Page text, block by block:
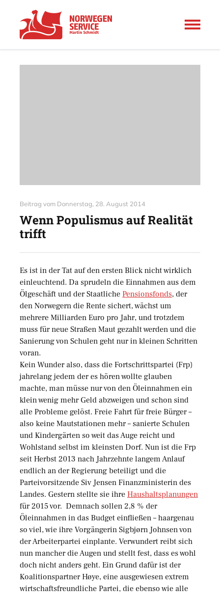
Beitrag vom Donnerstag, 28. August 2014
Wenn Populismus auf Realität
trifft
Es ist in der Tat auf den ersten Blick nicht wirklich
einleuchtend. Da sprudeln die Einnahmen aus dem
Ölgeschäft und der Staatliche Pensionsfonds, der
den Norwegern die Rente sichert, wächst um
mehrere Milliarden Euro pro Jahr, und trotzdem
muss für neue Straßen Maut gezahlt werden und die
Sanierung von Schulen geht nur in kleinen Schritten
voran.
Kein Wunder also, dass die Fortschrittspartei (Frp)
jahrelang jedem der es hören wollte glauben
machte, man müsse nur von den Öleinnahmen ein
klein wenig mehr Geld abzweigen und schon sind
alle Probleme gelöst. Freie Fahrt für freie Bürger –
also keine Mautstationen mehr – sanierte Schulen
und Kindergärten so weit das Auge reicht und
Wohlstand selbst im kleinsten Dorf. Nun ist die Frp
seit Herbst 2013 nach Jahrzehnte langem Anlauf
endlich an der Regierung beteiligt und die
Parteivorsitzende Siv Jensen Finanzministerin des
Landes. Gestern stellte sie ihre Haushaltsplanungen
für 2015 vor. Demnach sollen 2,8 % der
Öleinnahmen in das Budget einfließen – haargenau
so viel, wie ihre Vorgängerin Sigbjørn Johnsen von
der Arbeiterpartei einplante. Verwundert reibt sich
nun mancher die Augen und stellt fest, dass es wohl
doch nicht anders geht. Ein Grund dafür ist der
Koalitionspartner Høye, eine ausgewiesen extrem
wirtschaftsfreundliche Partei, die ebenso wie alle